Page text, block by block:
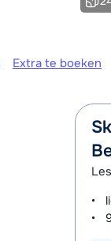
Extra te boeken